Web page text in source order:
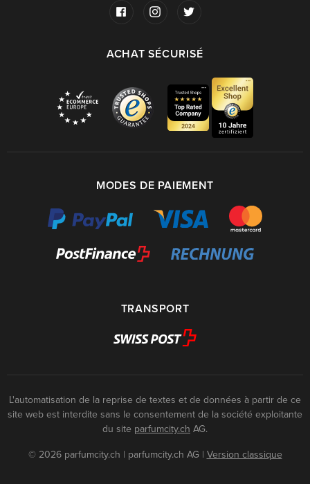
ACHAT SÉCURISÉ
MODES DE PAIEMENT
TRANSPORT
L'automatisation de la reprise de textes et de données à partir de ce
site web est interdite sans le consentement de la société exploitante
du site parfumcity.ch AG.
© 2026 parfumcity.ch | parfumcity.ch AG | Version classique